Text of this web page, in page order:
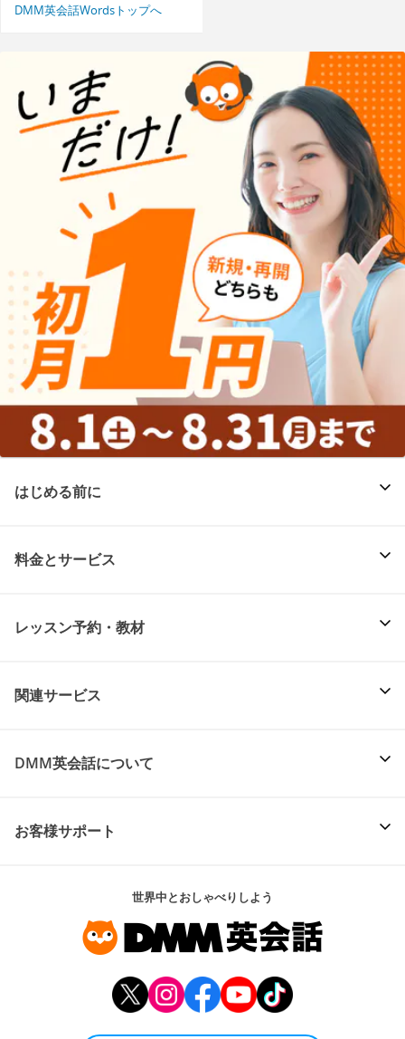
DMM英会話Wordsトップへ
はじめる前に
料金とサービス
レッスン予約・教材
関連サービス
DMM英会話について
お客様サポート
世界中とおしゃべりしよう